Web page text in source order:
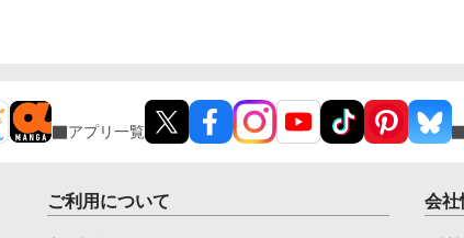
アプリ一覧
ご利用について 会社